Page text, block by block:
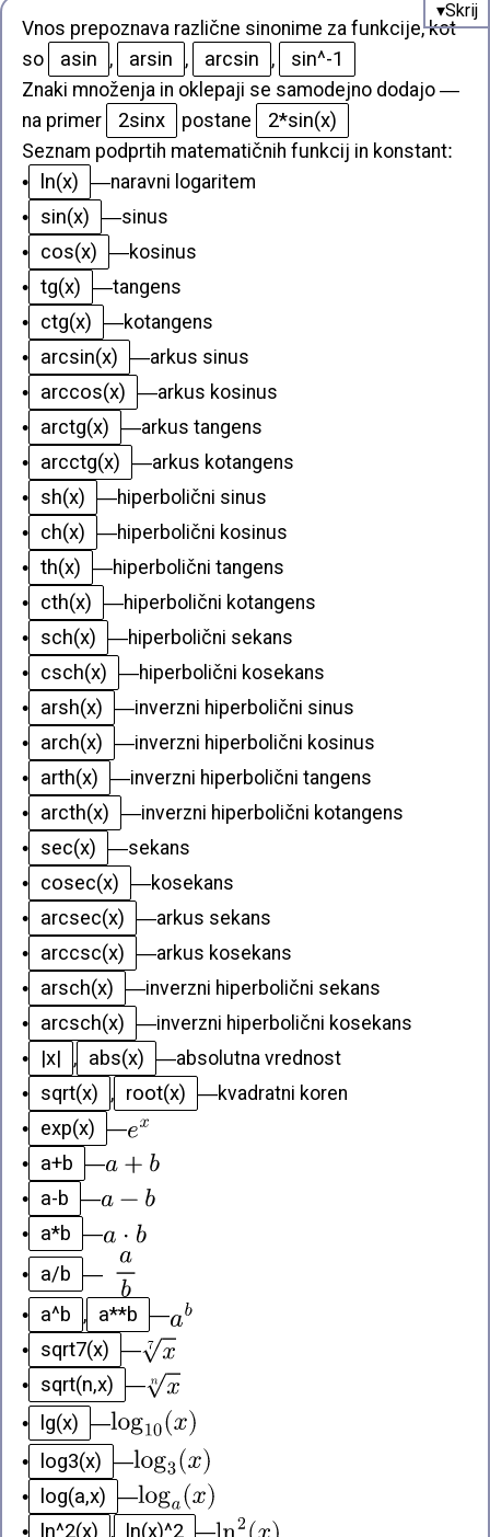
Vnos prepoznava različne sinonime za funkcije, kot
so
asin , arsin , arcsin , sin^-1
Znaki množenja in oklepaji se samodejno dodajo —
na primer
2sinx postane 2*sin(x)
Seznam podprtih matematičnih funkcij in konstant:
•
ln(x) —naravni logaritem
•
sin(x) —sinus
•
cos(x) —kosinus
• tg(x) —tangens
•
ctg(x) —kotangens
•
arcsin(x) —arkus sinus
•
arccos(x) —arkus kosinus
•
arctg(x) —arkus tangens
•
arcctg(x) —arkus kotangens
•
sh(x) —hiperbolični sinus
•
ch(x) —hiperbolični kosinus
• th(x) —hiperbolični tangens
•
cth(x) —hiperbolični kotangens
•
sch(x) —hiperbolični sekans
•
csch(x) —hiperbolični kosekans
•
arsh(x) —inverzni hiperbolični sinus
•
arch(x) —inverzni hiperbolični kosinus
•
arth(x) —inverzni hiperbolični tangens
•
arcth(x) —inverzni hiperbolični kotangens
•
sec(x) —sekans
•
cosec(x) —kosekans
•
arcsec(x) —arkus sekans
•
arccsc(x) —arkus kosekans
•
arsch(x) —inverzni hiperbolični sekans
•
arcsch(x) —inverzni hiperbolični kosekans
•
|x| , abs(x) —absolutna vrednost
•
sqrt(x) , root(x) —kvadratni koren
•
exp(x) —
•
a+b —
•
a-b —
•
a*b —
•
a/b —
•
a^b , a**b —
•
sqrt7(x) —
•
sqrt(n,x) —
•
lg(x) —
•
log3(x) —
•
log(a,x) —
•
ln^2(x) , ln(x)^2 —